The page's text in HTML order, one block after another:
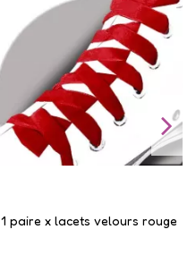
1 paire x lacets velours rouge